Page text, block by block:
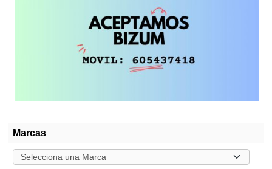
Marcas